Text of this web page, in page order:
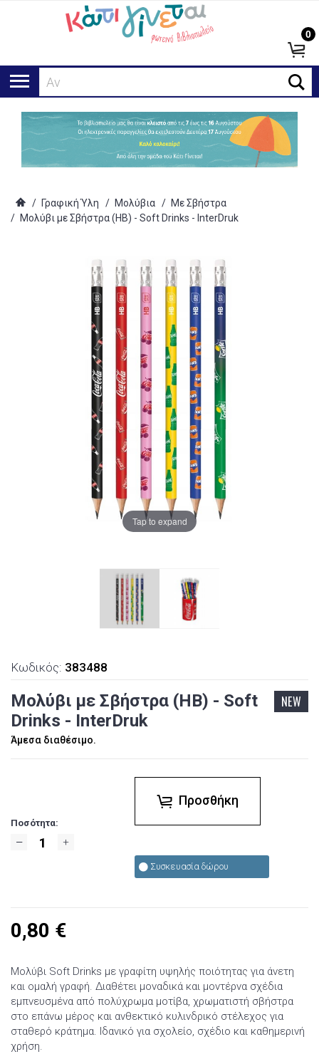
Αναζή
0
/ Γραφική Ύλη / Μολύβια / Με Σβήστρα
/ Μολύβι με Σβήστρα (HB) - Soft Drinks - InterDruk
Tap to expand
Κωδικός: 383488
Μολύβι με Σβήστρα (HB) - Soft
Drinks - InterDruk
NEW
Άμεσα διαθέσιμο.
Ποσότητα:
Προσθήκη
Συσκευασία δώρου
0,80 €
Μολύβι Soft Drinks με γραφίτη υψηλής ποιότητας για άνετη
και ομαλή γραφή. Διαθέτει μοναδικά και μοντέρνα σχέδια
εμπνευσμένα από πολύχρωμα μοτίβα, χρωματιστή σβήστρα
στο επάνω μέρος και ανθεκτικό κυλινδρικό στέλεχος για
σταθερό κράτημα. Ιδανικό για σχολείο, σχέδιο και καθημερινή
χρήση.